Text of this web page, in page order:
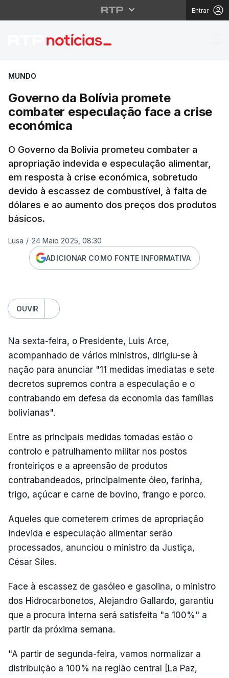
Entrar
Governo da Bolívia
MUNDO
Governo da Bolívia promete
combater especulação face a crise
económica
O Governo da Bolívia prometeu combater a
apropriação indevida e especulação alimentar,
em resposta à crise económica, sobretudo
devido à escassez de combustível, à falta de
dólares e ao aumento dos preços dos produtos
básicos.
Lusa / 24 Maio 2025, 08:30
ADICIONAR COMO FONTE INFORMATIVA
OUVIR
Na sexta-feira, o Presidente, Luis Arce,
acompanhado de vários ministros, dirigiu-se à
nação para anunciar "11 medidas imediatas e sete
decretos supremos contra a especulação e o
contrabando em defesa da economia das famílias
bolivianas".
Entre as principais medidas tomadas estão o
controlo e patrulhamento militar nos postos
fronteiriços e a apreensão de produtos
contrabandeados, principalmente óleo, farinha,
trigo, açúcar e carne de bovino, frango e porco.
Aqueles que cometerem crimes de apropriação
indevida e especulação alimentar serão
processados, anunciou o ministro da Justiça,
César Siles.
Face à escassez de gasóleo e gasolina, o ministro
dos Hidrocarbonetos, Alejandro Gallardo, garantiu
que a procura interna será satisfeita "a 100%" a
partir da próxima semana.
"A partir de segunda-feira, vamos normalizar a
distribuição a 100% na região central [La Paz,